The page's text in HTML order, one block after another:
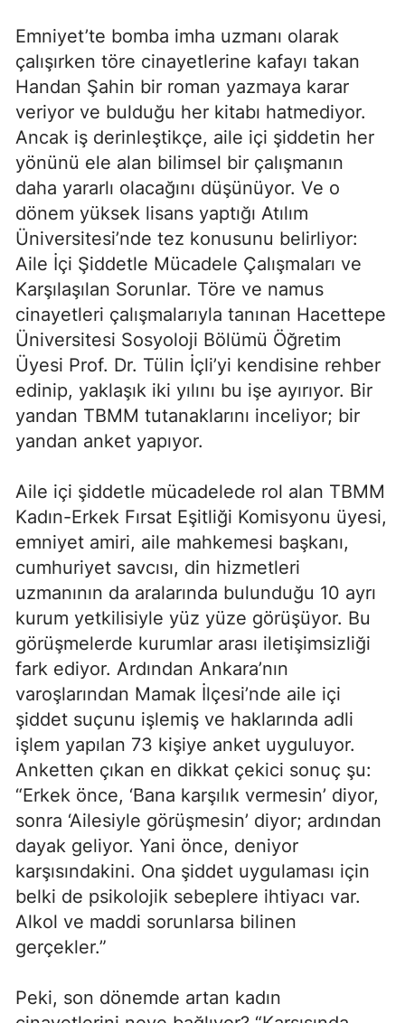
Emniyet’te bomba imha uzmanı olarak
çalışırken töre cinayetlerine kafayı takan
Handan Şahin bir roman yazmaya karar
veriyor ve bulduğu her kitabı hatmediyor.
Ancak iş derinleştikçe, aile içi şiddetin her
yönünü ele alan bilimsel bir çalışmanın
daha yararlı olacağını düşünüyor. Ve o
dönem yüksek lisans yaptığı Atılım
Üniversitesi’nde tez konusunu belirliyor:
Aile İçi Şiddetle Mücadele Çalışmaları ve
Karşılaşılan Sorunlar. Töre ve namus
cinayetleri çalışmalarıyla tanınan Hacettepe
Üniversitesi Sosyoloji Bölümü Öğretim
Üyesi Prof. Dr. Tülin İçli’yi kendisine rehber
edinip, yaklaşık iki yılını bu işe ayırıyor. Bir
yandan TBMM tutanaklarını inceliyor; bir
yandan anket yapıyor.
Aile içi şiddetle mücadelede rol alan TBMM
Kadın-Erkek Fırsat Eşitliği Komisyonu üyesi,
emniyet amiri, aile mahkemesi başkanı,
cumhuriyet savcısı, din hizmetleri
uzmanının da aralarında bulunduğu 10 ayrı
kurum yetkilisiyle yüz yüze görüşüyor. Bu
görüşmelerde kurumlar arası iletişimsizliği
fark ediyor. Ardından Ankara’nın
varoşlarından Mamak İlçesi’nde aile içi
şiddet suçunu işlemiş ve haklarında adli
işlem yapılan 73 kişiye anket uyguluyor.
Anketten çıkan en dikkat çekici sonuç şu:
“Erkek önce, ‘Bana karşılık vermesin’ diyor,
sonra ‘Ailesiyle görüşmesin’ diyor; ardından
dayak geliyor. Yani önce, deniyor
karşısındakini. Ona şiddet uygulaması için
belki de psikolojik sebeplere ihtiyacı var.
Alkol ve maddi sorunlarsa bilinen
gerçekler.”
Peki, son dönemde artan kadın